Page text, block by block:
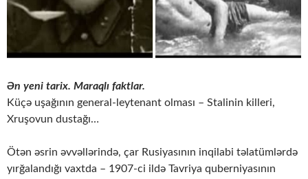
Ən yeni tarix. Maraqlı faktlar.
Küçə uşağının general-leytenant olması – Stalinin killeri,
Xruşovun dustağı…
Ötən əsrin əvvəllərində, çar Rusiyasının inqilabi təlatümlərdə
yırğalandığı vaxtda – 1907-ci ildə Tavriya quberniyasının